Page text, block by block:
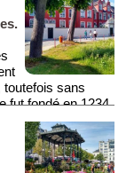
toutefois sans
fut fondé en 1234
maisons de
calme et